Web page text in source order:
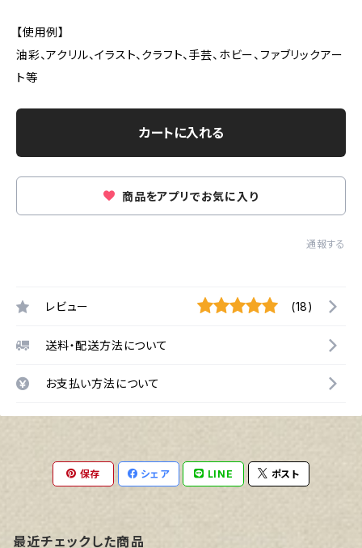
【使用例】
油彩、アクリル、イラスト、クラフト、手芸、ホビー、ファブリックアー
ト等
カートに入れる
商品をアプリでお気に入り
通報する
レビュー (18)
送料・配送方法について
お支払い方法について
保存 シェア LINE ポスト
最近チェックした商品